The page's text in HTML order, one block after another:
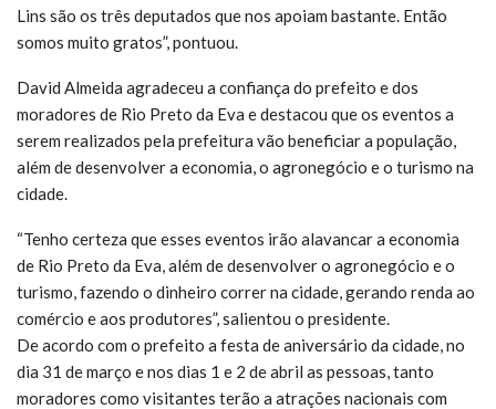
Lins são os três deputados que nos apoiam bastante. Então
somos muito gratos”, pontuou.
David Almeida agradeceu a confiança do prefeito e dos
moradores de Rio Preto da Eva e destacou que os eventos a
serem realizados pela prefeitura vão beneficiar a população,
além de desenvolver a economia, o agronegócio e o turismo na
cidade.
“Tenho certeza que esses eventos irão alavancar a economia
de Rio Preto da Eva, além de desenvolver o agronegócio e o
turismo, fazendo o dinheiro correr na cidade, gerando renda ao
comércio e aos produtores”, salientou o presidente.
De acordo com o prefeito a festa de aniversário da cidade, no
dia 31 de março e nos dias 1 e 2 de abril as pessoas, tanto
moradores como visitantes terão a atrações nacionais com